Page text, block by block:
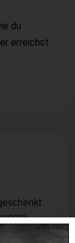
du
erreichst
Air